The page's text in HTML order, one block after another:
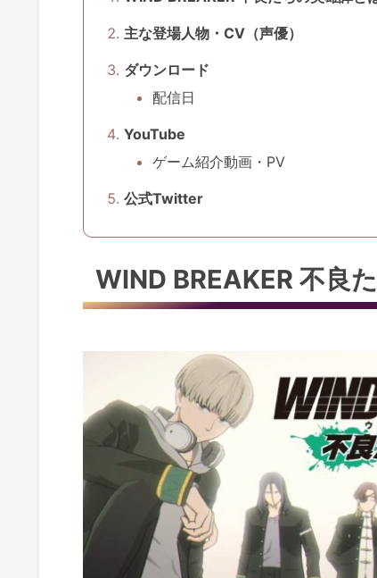
主な登場人物・CV（声優）
ダウンロード
配信日
YouTube
ゲーム紹介動画・PV
公式Twitter
WIND BREAKER 不良